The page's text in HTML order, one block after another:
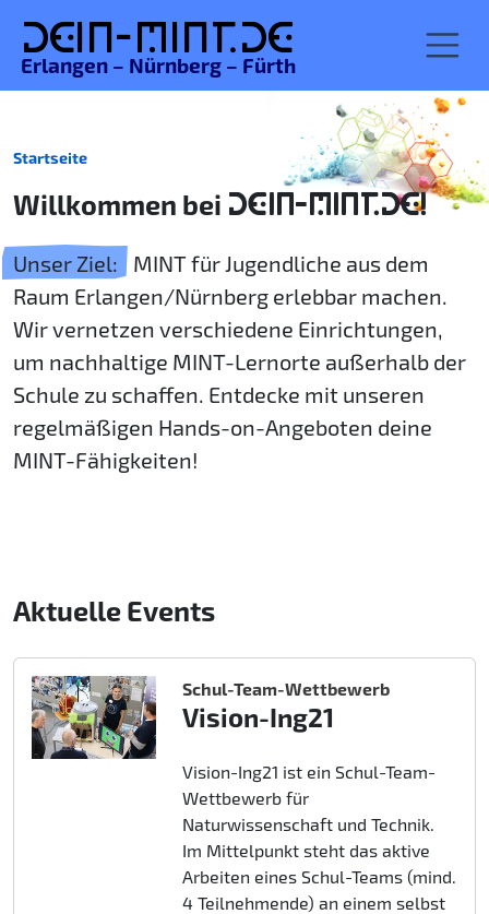
Dein-MINT.de
Erlangen – Nürnberg – Fürth
Startseite
Willkommen bei DEIN-MINT.DE!
Unser Ziel:
MINT für Jugendliche aus dem
Raum Erlangen/Nürnberg erlebbar machen.
Wir vernetzen verschiedene Einrichtungen,
um nachhaltige MINT-Lernorte außerhalb der
Schule zu schaffen. Entdecke mit unseren
regelmäßigen Hands-on-Angeboten deine
MINT-Fähigkeiten!
Aktuelle Events
Schul-Team-Wettbewerb
Vision-Ing21
Vision-Ing21 ist ein Schul-Team-
Wettbewerb für
Naturwissenschaft und Technik.
Im Mittelpunkt steht das aktive
Arbeiten eines Schul-Teams (mind.
4 Teilnehmende) an einem selbst